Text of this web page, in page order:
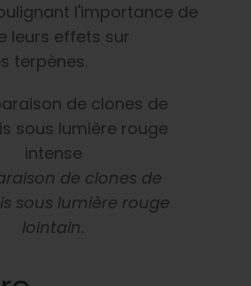
l'importance de
leurs effets sur
terpènes.
de clones de
sous lumière rouge
lointain.